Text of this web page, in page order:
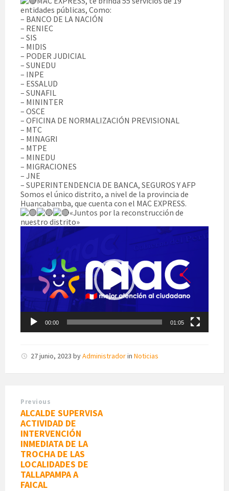
entidades públicas, Como:
– BANCO DE LA NACIÓN
– RENIEC
– SIS
– MIDIS
– PODER JUDICIAL
– SUNEDU
– INPE
– ESSALUD
– SUNAFIL
– MININTER
– OSCE
– OFICINA DE NORMALIZACIÓN PREVISIONAL
– MTC
– MINAGRI
– MTPE
– MINEDU
– MIGRACIONES
– JNE
– SUPERINTENDENCIA DE BANCA, SEGUROS Y AFP
Somos el único distrito, a nivel de la provincia de
Huancabamba, que cuenta con el MAC EXPRESS.
«Juntos por la reconstrucción de
nuestro distrito»
Reproductor
de
vídeo
00:00 01:05
27 junio, 2023 byAdministradorin Noticias
Previous
ALCALDE SUPERVISA
ACTIVIDAD DE
INTERVENCIÓN
INMEDIATA DE LA
TROCHA DE LAS
LOCALIDADES DE
TALLAPAMPA A
FAICAL